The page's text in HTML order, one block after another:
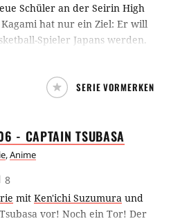
Schüler an der Seirin High
Kagami hat nur ein Ziel: Er will
Spieler Japans werden.
aus dem “Generation of
Team stellen.
erhält der Hüne dabei vom
Generation – Tetsuya Kuroko.
SERIE VORMERKEN
- CAPTAINTSUBASA
,Anime
8
mit Ken'ichi Suzumura und
Tsubasa vor! Noch ein Tor! Der